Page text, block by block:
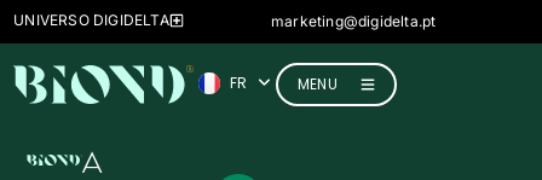
marketing@digidelta.pt
UNIVERSO DIGIDELTA
FR
IT
DE
MENU
A